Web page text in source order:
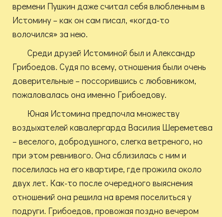
времени Пушкин даже считал себя влюбленным в
Истомину – как он сам писал, «когда-то
волочился» за нею.
Среди друзей Истоминой был и Александр
Грибоедов. Судя по всему, отношения были очень
доверительные – поссорившись с любовником,
пожаловалась она именно Грибоедову.
Юная Истомина предпочла множеству
воздыхателей кавалергарда Василия Шереметева
– веселого, добродушного, слегка ветреного, но
при этом ревнивого. Она сблизилась с ним и
поселилась на его квартире, где прожила около
двух лет. Как-то после очередного выяснения
отношений она решила на время поселиться у
подруги. Грибоедов, провожая поздно вечером